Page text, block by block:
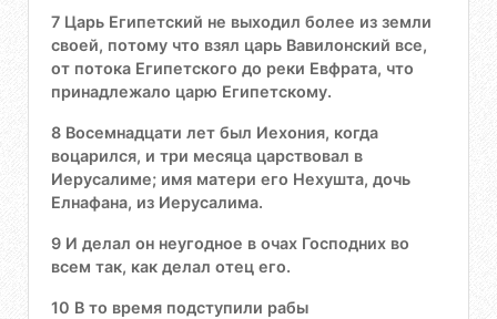
7 Царь Египетский не выходил более из земли
своей, потому что взял царь Вавилонский все,
от потока Египетского до реки Евфрата, что
принадлежало царю Египетскому.
8 Восемнадцати лет был Иехония, когда
воцарился, и три месяца царствовал в
Иерусалиме; имя матери его Нехушта, дочь
Елнафана, из Иерусалима.
9 И делал он неугодное в очах Господних во
всем так, как делал отец его.
10 В то время подступили рабы